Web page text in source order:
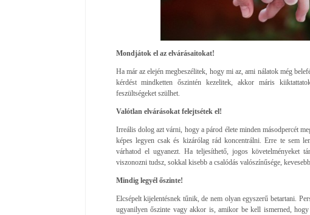
Mondjátok el az elvárásaitokat!
Ha már az elején megbeszélitek, hogy mi az, ami nálatok még
kérdést mindketten őszintén kezelitek, akkor máris
feszültségeket szülhet.
Valótlan elvárásokat felejtsétek el!
Irreális dolog azt várni, hogy a párod élete minden másodpercét
képes legyen csak és kizárólag rád koncentrálni. Erre te sem
várhatod el ugyanezt. Ha teljesíthető, jogos követelményeket
viszonozni tudsz, sokkal kisebb a csalódás valószínűsége,
Mindig legyél őszinte!
Elcsépelt kijelentésnek tűnik, de nem olyan egyszerű betartani.
ugyanilyen őszinte vagy akkor is, amikor be kell ismerned,